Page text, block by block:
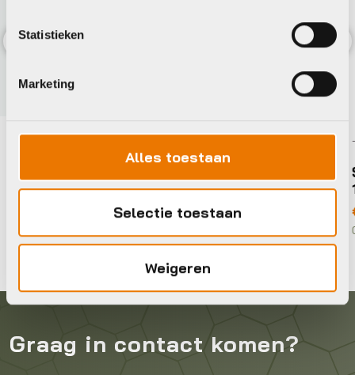
Statistieken
Marketing
Alles toestaan
Selectie toestaan
Weigeren
Ultegra
11
Op
Graag in contact komen?